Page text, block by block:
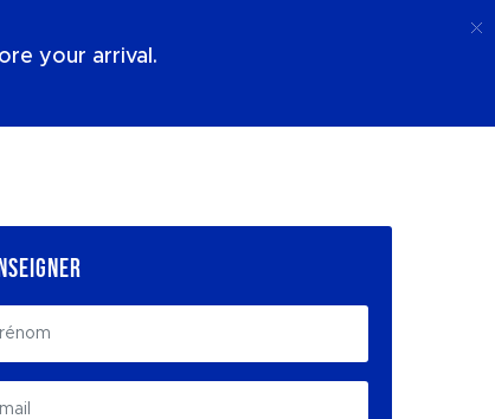
your arrival.